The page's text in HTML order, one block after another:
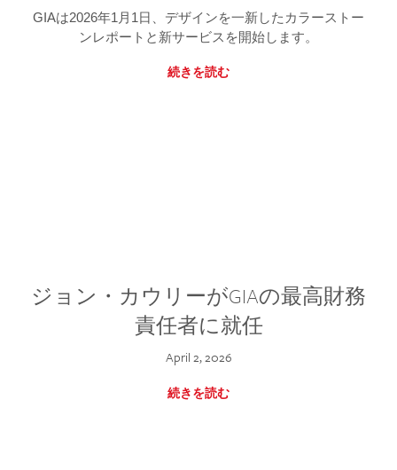
GIAは2026年1月1日、デザインを一新したカラーストー
ンレポートと新サービスを開始します。
続きを読む
ジョン・カウリーがGIAの最高財務
責任者に就任
April 2, 2026
続きを読む